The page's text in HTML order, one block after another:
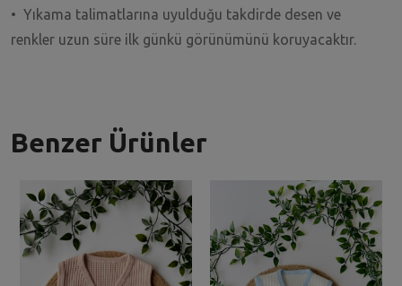
• Yıkama talimatlarına uyulduğu takdirde desen ve
renkler uzun süre ilk günkü görünümünü koruyacaktır.
Benzer Ürünler